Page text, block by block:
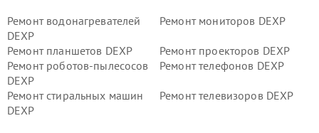
Ремонт водонагревателей
DEXP
Ремонт мониторов DEXP
Ремонт планшетов DEXP
Ремонт проекторов DEXP
Ремонт роботов-пылесосов
DEXP
Ремонт телефонов DEXP
Ремонт стиральных машин
DEXP
Ремонт телевизоров DEXP